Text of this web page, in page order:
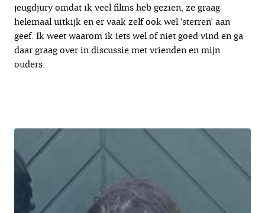
jeugdjury omdat ik veel films heb gezien, ze graag
helemaal uitkijk en er vaak zelf ook wel 'sterren' aan
geef. Ik weet waarom ik iets wel of niet goed vind en ga
daar graag over in discussie met vrienden en mijn
ouders.